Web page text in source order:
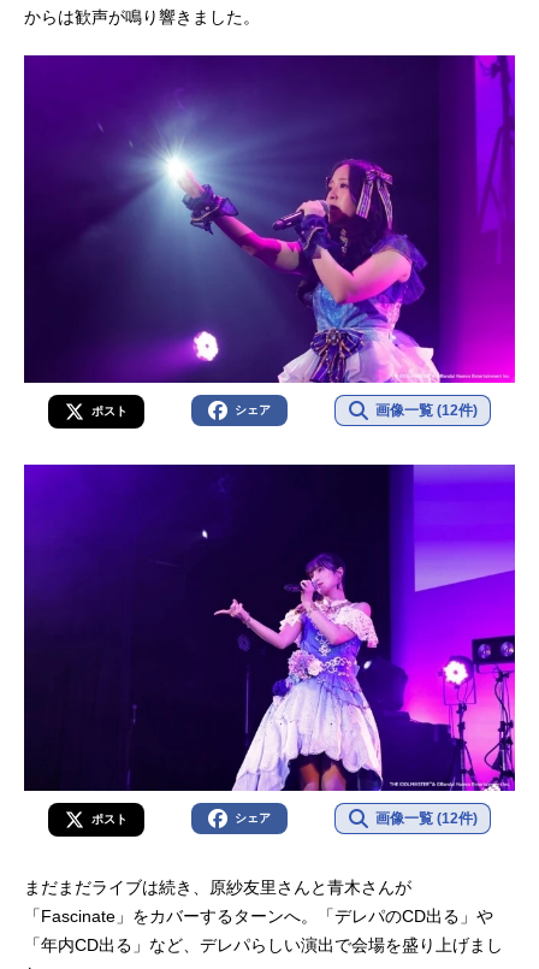
からは歓声が鳴り響きました。
ポスト シェア 画像一覧 (12件)
ポスト シェア 画像一覧 (12件)
まだまだライブは続き、原紗友里さんと青木さんが
「Fascinate」をカバーするターンへ。「デレパのCD出る」や
「年内CD出る」など、デレパらしい演出で会場を盛り上げまし